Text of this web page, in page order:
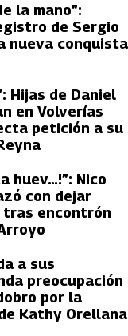
la mano”:
de Sergio
nueva conquista
Hijas de Daniel
en Volverías
petición a su
huev…!”: Nico
con dejar
tras encontrón
a sus
preocupación
por la
Kathy Orellana